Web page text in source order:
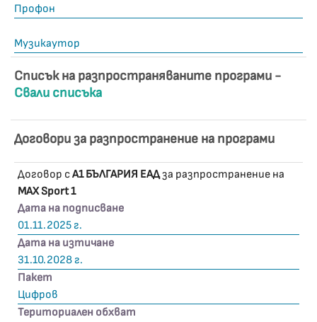
Профон
Музикаутор
Списък на разпространяваните програми -
Свали списъка
Договори за разпространение на програми
Договор сА1 БЪЛГАРИЯ ЕАДза разпространение на
MAX Sport 1
Дата на подписване
01.11.2025 г.
Дата на изтичане
31.10.2028 г.
Пакет
Цифров
Териториален обхват